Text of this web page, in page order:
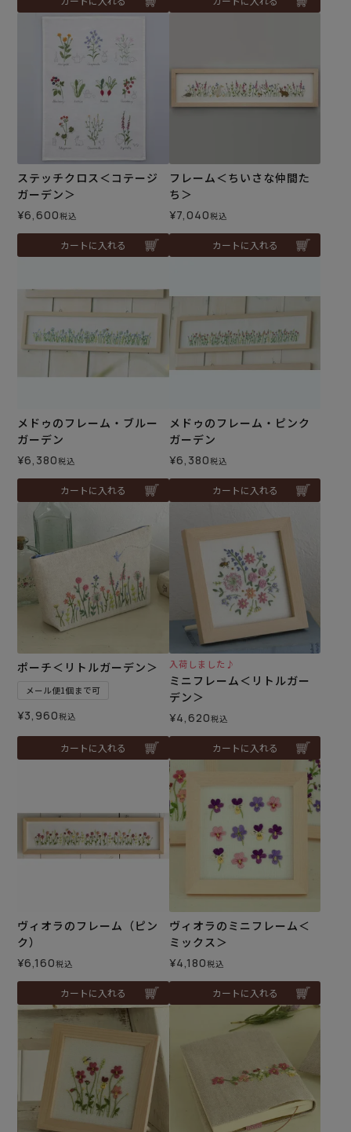
ステッチクロス＜コテージ
ガーデン＞
¥6,600税込
カートに入れる
フレーム＜ちいさな仲間た
ち＞
¥7,040税込
カートに入れる
メドゥのフレーム・ブルー
ガーデン
¥6,380税込
カートに入れる
メドゥのフレーム・ピンク
ガーデン
¥6,380税込
カートに入れる
ポーチ＜リトルガーデン＞
メール便1個まで可
¥3,960税込
カートに入れる
入荷しました♪
ミニフレーム＜リトルガー
デン＞
¥4,620税込
カートに入れる
ヴィオラのフレーム（ピン
ク）
¥6,160税込
カートに入れる
ヴィオラのミニフレーム＜
ミックス＞
¥4,180税込
カートに入れる